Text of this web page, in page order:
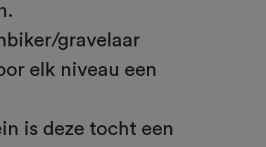
gravelaar
elk niveau een
is deze tocht een